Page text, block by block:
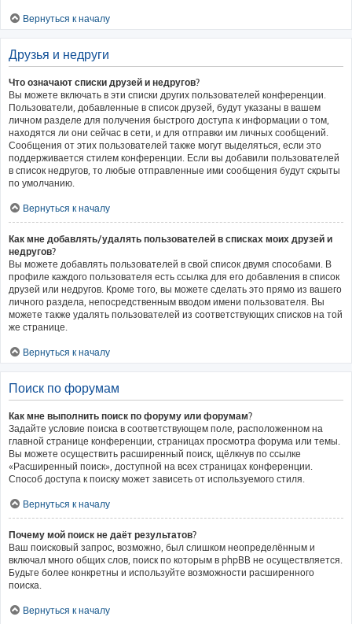
Вернуться к началу
Друзья и недруги
Что означают списки друзей и недругов?
Вы можете включать в эти списки других пользователей конференции.
Пользователи, добавленные в список друзей, будут указаны в вашем
личном разделе для получения быстрого доступа к информации о том,
находятся ли они сейчас в сети, и для отправки им личных сообщений.
Сообщения от этих пользователей также могут выделяться, если это
поддерживается стилем конференции. Если вы добавили пользователей
в список недругов, то любые отправленные ими сообщения будут скрыты
по умолчанию.
Вернуться к началу
Как мне добавлять/удалять пользователей в списках моих друзей и
недругов?
Вы можете добавлять пользователей в свой список двумя способами. В
профиле каждого пользователя есть ссылка для его добавления в список
друзей или недругов. Кроме того, вы можете сделать это прямо из вашего
личного раздела, непосредственным вводом имени пользователя. Вы
можете также удалять пользователей из соответствующих списков на той
же странице.
Вернуться к началу
Поиск по форумам
Как мне выполнить поиск по форуму или форумам?
Задайте условие поиска в соответствующем поле, расположенном на
главной странице конференции, страницах просмотра форума или темы.
Вы можете осуществить расширенный поиск, щёлкнув по ссылке
«Расширенный поиск», доступной на всех страницах конференции.
Способ доступа к поиску может зависеть от используемого стиля.
Вернуться к началу
Почему мой поиск не даёт результатов?
Ваш поисковый запрос, возможно, был слишком неопределённым и
включал много общих слов, поиск по которым в phpBB не осуществляется.
Будьте более конкретны и используйте возможности расширенного
поиска.
Вернуться к началу